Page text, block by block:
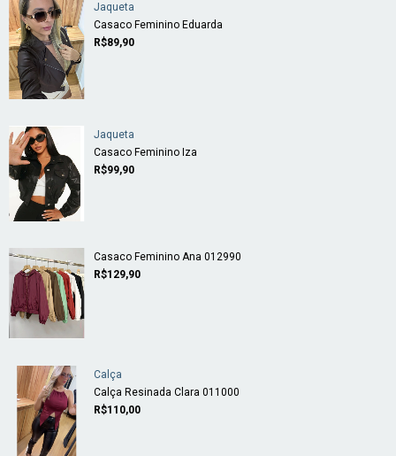
Jaqueta
Casaco Feminino Eduarda
R$89,90
Jaqueta
Casaco Feminino Iza
R$99,90
Casaco Feminino Ana 012990
R$129,90
Calça
Calça Resinada Clara 011000
R$110,00